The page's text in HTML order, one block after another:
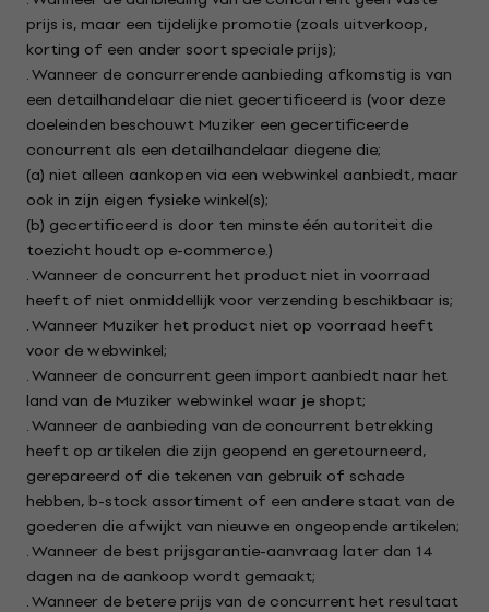
prijs is, maar een tijdelijke promotie (zoals uitverkoop,
korting of een ander soort speciale prijs);
. Wanneer de concurrerende aanbieding afkomstig is van
een detailhandelaar die niet gecertificeerd is (voor deze
doeleinden beschouwt Muziker een gecertificeerde
concurrent als een detailhandelaar diegene die;
(a) niet alleen aankopen via een webwinkel aanbiedt, maar
ook in zijn eigen fysieke winkel(s);
(b) gecertificeerd is door ten minste één autoriteit die
toezicht houdt op e-commerce.)
. Wanneer de concurrent het product niet in voorraad
heeft of niet onmiddellijk voor verzending beschikbaar is;
. Wanneer Muziker het product niet op voorraad heeft
voor de webwinkel;
. Wanneer de concurrent geen import aanbiedt naar het
land van de Muziker webwinkel waar je shopt;
. Wanneer de aanbieding van de concurrent betrekking
heeft op artikelen die zijn geopend en geretourneerd,
gerepareerd of die tekenen van gebruik of schade
hebben, b-stock assortiment of een andere staat van de
goederen die afwijkt van nieuwe en ongeopende artikelen;
. Wanneer de best prijsgarantie-aanvraag later dan 14
dagen na de aankoop wordt gemaakt;
. Wanneer de betere prijs van de concurrent het resultaat